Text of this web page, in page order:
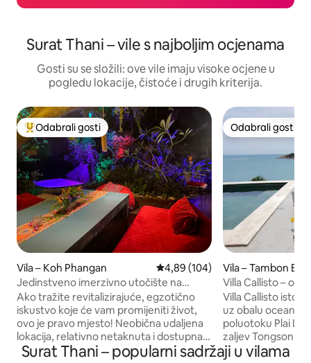
Surat Thani – vile s najboljim ocjenama
Gosti su se složili: ove vile imaju visoke ocjene u
pogledu lokacije, čistoće i drugih kriterija.
Među najviše rangiranima s oznakom „Odabrali gosti”
Odabrali gosti
Vila – Koh Phangan Prosječna ocjena: 4,89/5,
4,89 (104)
Jedinstveno imerzivno utočište na
osami. More i plaža
Ako tražite revitalizirajuće, egzotično
iskustvo koje će vam promijeniti život,
ovo je pravo mjesto! Neobična udaljena
lokacija, relativno netaknuta i dostupna
samo brodom. Osmišljeno za parove i
Odabrali gosti
Odabrali gosti
Vila – Tambon Bo
Villa Callisto –
Villa Callisto
uz obalu oceana
poluotoku Plai
zaljev Tongson
četvrti Koh
Surat Thani – popularni sadržaji u vilama